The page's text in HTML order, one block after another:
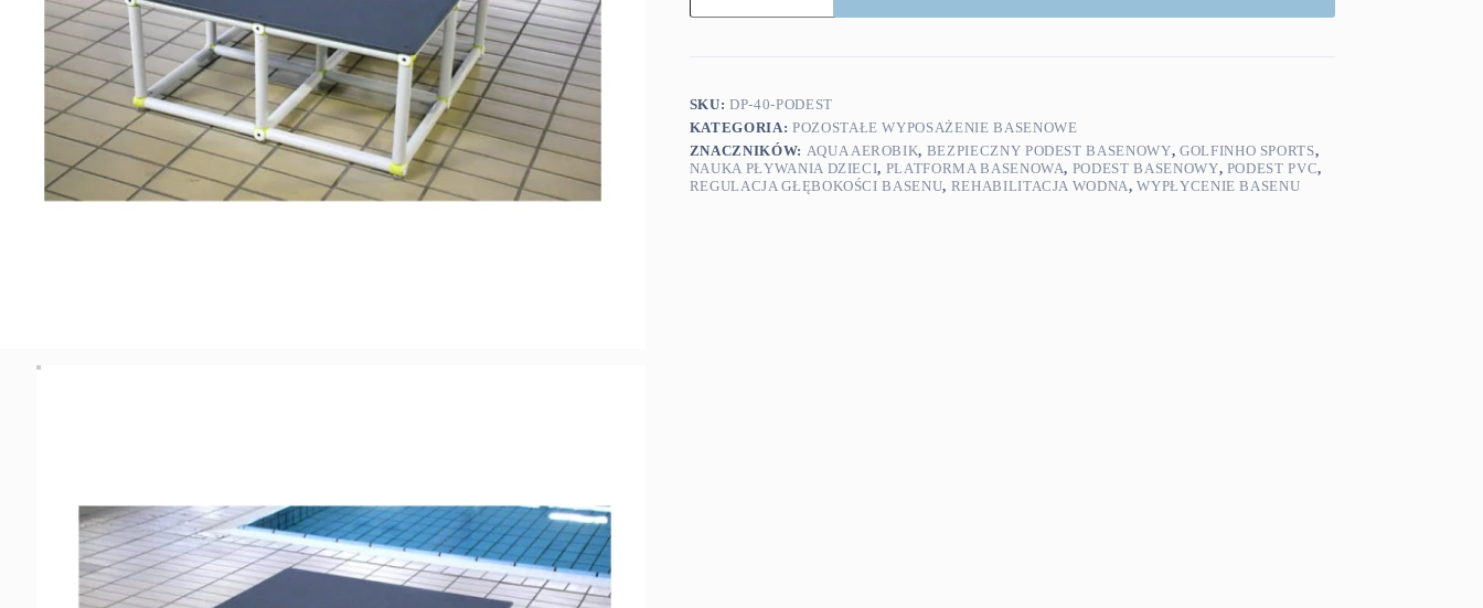
Podest
SKU:DP-40-PODEST
KATEGORIA: POZOSTAŁE WYPOSAŻENIE BASENOWE
ZNACZNIKÓW: AQUA AEROBIK, BEZPIECZNY PODEST BASENOWY, GOLFINHO SPORTS,
NAUKA PŁYWANIA DZIECI, PLATFORMA BASENOWA, PODEST BASENOWY, PODEST PVC,
REGULACJA GŁĘBOKOŚCI BASENU, REHABILITACJA WODNA,WYPŁYCENIE BASENU